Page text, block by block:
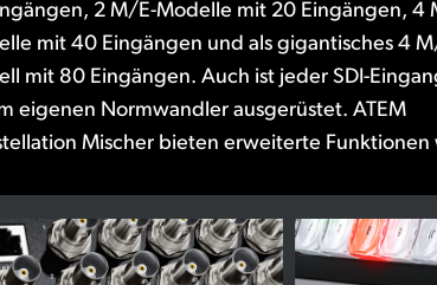
2 M/E-Modelle mit 20 Eingängen, 4
mit 40 Eingängen und als gigantisches 4
mit 80 Eingängen. Auch ist jeder SDI-
eigenen Normwandler ausgerüstet. ATEM
Mischer bieten erweiterte Funktionen
Limiter, parametrischen 6-Band-
Die ATEM Software Control
Alternativ können Sie ein 1 M/E, 2 M/